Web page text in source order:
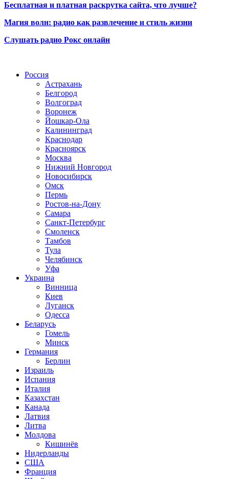
Бесплатная и платная раскрутка сайта, что лучше?
Магия волн: радио как развлечение и стиль жизни
Слушать радио Рокс онлайн
Россия
Астрахань
Белгород
Волгоград
Воронеж
Йошкар-Ола
Калининград
Краснодар
Красноярск
Москва
Нижний Новгород
Новосибирск
Омск
Пермь
Ростов-на-Дону
Самара
Санкт-Петербург
Смоленск
Тамбов
Тула
Челябинск
Уфа
Украина
Винница
Киев
Луганск
Одесса
Беларусь
Гомель
Минск
Германия
Берлин
Израиль
Испания
Италия
Казахстан
Канада
Латвия
Литва
Молдова
Кишинёв
Нидерланды
США
Франция